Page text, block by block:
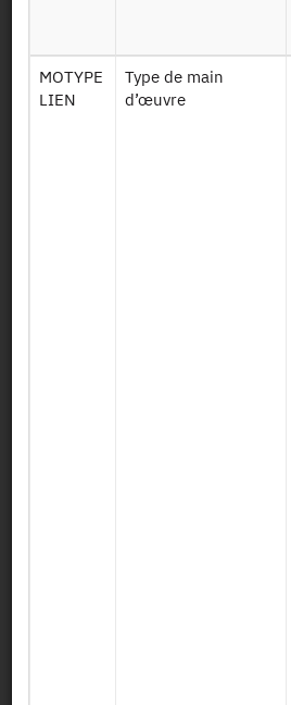
Structure
ESEA2016
DECHETS REP
déchets -
Structure
Structure
Structure
MOTYPE
LIEN
Type de main
d’œuvre